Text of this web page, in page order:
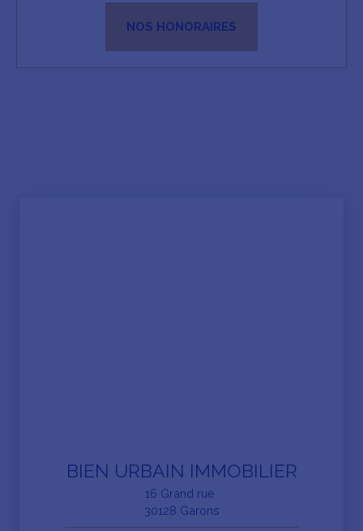
NOS HONORAIRES
BIEN URBAIN IMMOBILIER
16 Grand rue
30128 Garons